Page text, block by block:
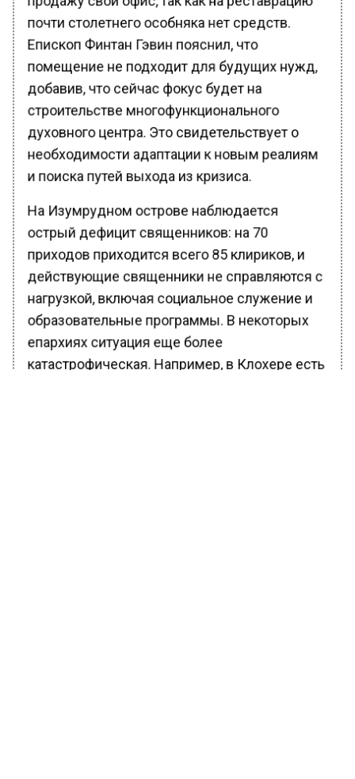
почти столетнего особняка нет средств.
Епископ Финтан Гэвин пояснил, что
помещение не подходит для будущих нужд,
добавив, что сейчас фокус будет на
строительстве многофункционального
духовного центра. Это свидетельствует о
необходимости адаптации к новым реалиям
и поиска путей выхода из кризиса.
На Изумрудном острове наблюдается
острый дефицит священников: на 70
приходов приходится всего 85 клириков, и
действующие священники не справляются с
нагрузкой, включая социальное служение и
образовательные программы. В некоторых
епархиях ситуация еще более
катастрофическая. Например, в Клохере есть